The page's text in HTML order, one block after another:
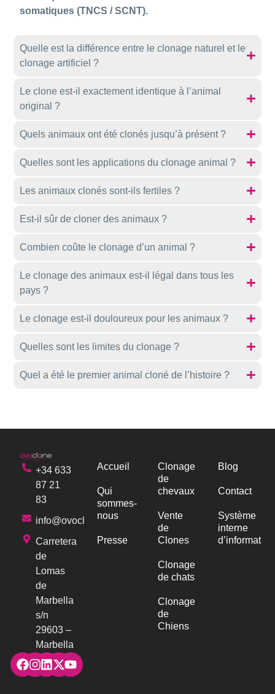
somatiques (TNCS / SCNT).
Quelle est la différence entre le clonage naturel et le
clonage artificiel ?
Le clone est-il exactement identique à l’animal
original ?
Quels animaux ont été clonés jusqu’à présent ?
Quelles sont les applications du clonage animal ?
Les animaux clonés sont-ils fertiles ?
Est-il sûr de cloner des animaux ?
Combien coûte le clonage d’un animal ?
Le clonage des animaux est-il légal dans tous les
pays ?
Le clonage est-il douloureux pour les animaux ?
Quelles sont les limites du clonage ?
Quel a été le premier animal cloné de l’histoire ?
+34 633
87 21
83
info@ovoclone.com
Carretera
de
Lomas
de
Marbella
s/n
29603 –
Marbella
Accueil
Qui
sommes-
nous
Presse
Clonage
de
chevaux
Vente
de
Clones
Clonage
de chats
Clonage
de
Chiens
Blog
Contact
Système
interne
d’information